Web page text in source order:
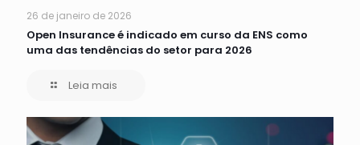
26 de janeiro de 2026
Open Insurance é indicado em curso da ENS como
uma das tendências do setor para 2026
Leia mais